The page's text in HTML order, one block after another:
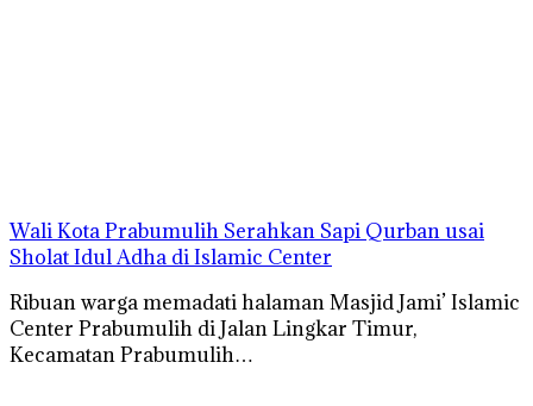
Wali Kota Prabumulih Serahkan Sapi Qurban usai
Sholat Idul Adha di Islamic Center
Ribuan warga memadati halaman Masjid Jami’ Islamic
Center Prabumulih di Jalan Lingkar Timur,
Kecamatan Prabumulih…